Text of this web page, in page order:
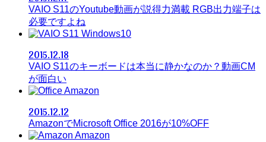
VAIO S11のYoutube動画が説得力満載 RGB出力端子は
必要ですよね
Windows10
2015.12.18
VAIO S11のキーボードは本当に静かなのか？動画CM
が面白い
Amazon
2015.12.12
AmazonでMicrosoft Office 2016が10%OFF
Amazon